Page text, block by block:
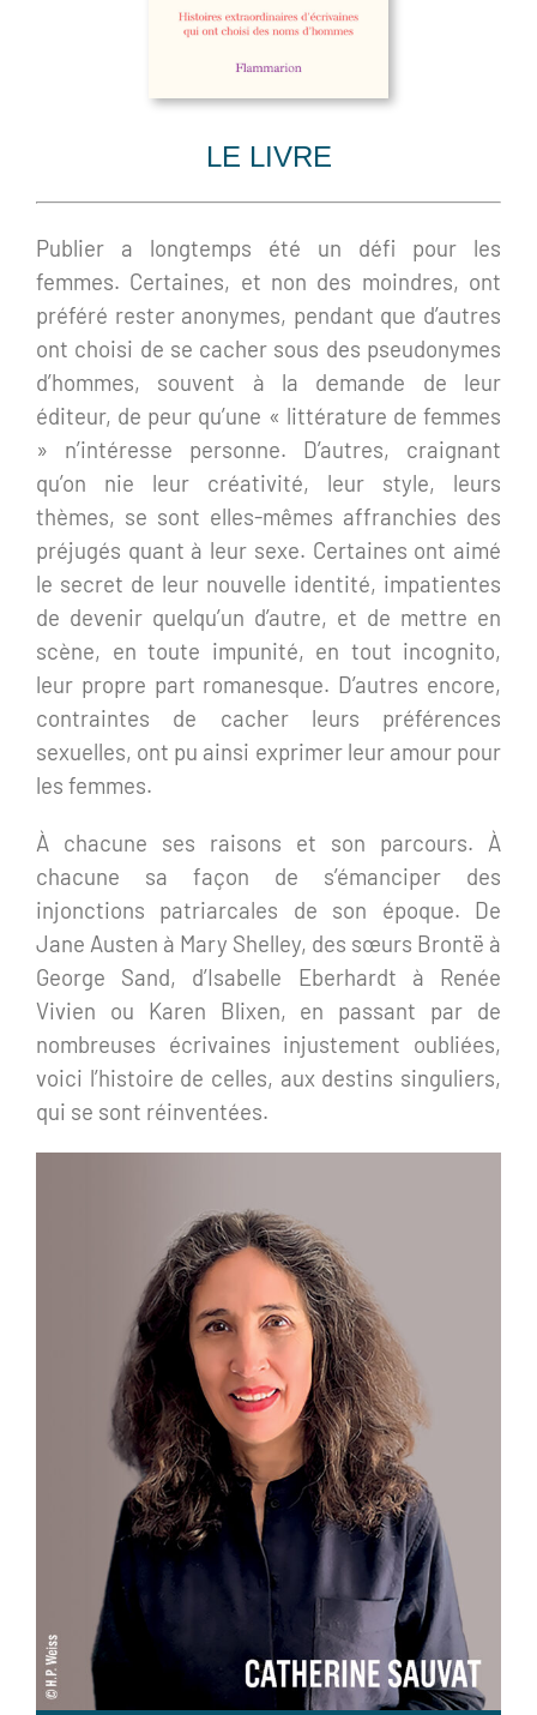
LE LIVRE
Publier a longtemps été un défi pour les
femmes. Certaines, et non des moindres, ont
préféré rester anonymes, pendant que d’autres
ont choisi de se cacher sous des pseudonymes
d’hommes, souvent à la demande de leur
éditeur, de peur qu’une « littérature de femmes
» n’intéresse personne. D’autres, craignant
qu’on nie leur créativité, leur style, leurs
thèmes, se sont elles-mêmes affranchies des
préjugés quant à leur sexe. Certaines ont aimé
le secret de leur nouvelle identité, impatientes
de devenir quelqu’un d’autre, et de mettre en
scène, en toute impunité, en tout incognito,
leur propre part romanesque. D’autres encore,
contraintes de cacher leurs préférences
sexuelles, ont pu ainsi exprimer leur amour pour
les femmes.
À chacune ses raisons et son parcours. À
chacune sa façon de s’émanciper des
injonctions patriarcales de son époque. De
Jane Austen à Mary Shelley, des sœurs Brontë à
George Sand, d’Isabelle Eberhardt à Renée
Vivien ou Karen Blixen, en passant par de
nombreuses écrivaines injustement oubliées,
voici l’histoire de celles, aux destins singuliers,
qui se sont réinventées.